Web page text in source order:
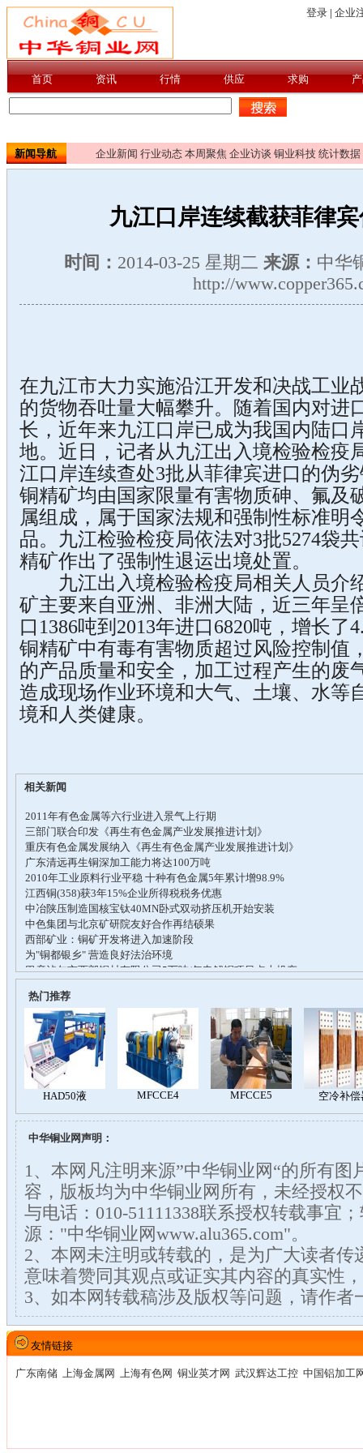
新闻导航 企业新闻 行业动态 本周聚焦 企业访谈 铜业科技 统计数据
九江口岸连续截获菲律
时间： 2014-03-25 星期二 来源： 中华
http://
在九江市大力实施沿江开发和决战工业
的货物吞吐量大幅攀升。随着国内对进
长，近年来九江口岸已成为我国内陆口
地。近日，记者从九江出入境检验检疫
江口岸连续查处3批从菲律宾进口的伪
铜精矿均由国家限量有害物质砷、氟及
属组成，属于国家法规和强制性标准明
品。九江检验检疫局依法对3批5274袋
精矿作出了强制性退运出境处置。
九江出入境检验检疫局相关人员介
矿主要来自亚洲、非洲大陆，近三年呈
口1386吨到2013年进口6820吨，增长了
铜精矿中有毒有害物质超过风险控制值
的产品质量和安全，加工过程产生的废
造成现场作业环境和大气、土壤、水等
境和人类健康。
相关新闻
热门推荐
中华铜业网声明：
1、本网凡注明来源”中华铜业网“的所有图
容，版板均为中华铜业网所有，未经授权
与电话：010-51111338联系授权转载事宜
源："中华铜业网www.alu365.com"。
2、本网未注明或转载的，是为广大读者传
意味着赞同其观点或证实其内容的真实性
3、如本网转载稿涉及版权等问题，请作者